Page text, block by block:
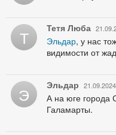
Т Тетя Люба
Эльдар, у нас
видимости от
Э Эльдар
А на юге города
Галамарты.